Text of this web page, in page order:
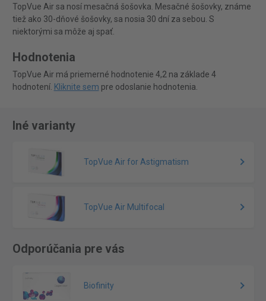
TopVue Air sa nosí mesačná šošovka. Mesačné šošovky, známe
tiež ako 30-dňové šošovky, sa nosia 30 dní za sebou. S
niektorými sa môže aj spať.
Hodnotenia
TopVue Air má priemerné hodnotenie 4,2 na základe 4
hodnotení. Kliknite sem pre odoslanie hodnotenia.
Iné varianty
TopVue Air for Astigmatism
TopVue Air Multifocal
Odporúčania pre vás
Biofinity